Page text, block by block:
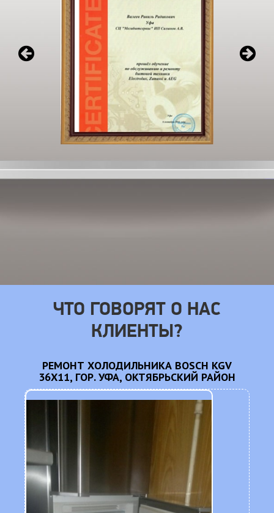
ЧТО ГОВОРЯТ О НАС
КЛИЕНТЫ?
РЕМОНТ ХОЛОДИЛЬНИКА BOSCH KGV
36X11, ГОР. УФА, ОКТЯБРЬСКИЙ РАЙОН